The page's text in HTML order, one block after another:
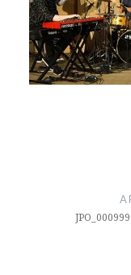
l’article